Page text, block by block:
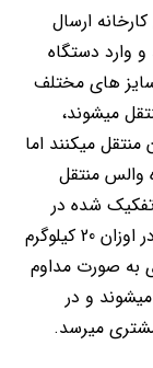
ارسال
وارد دستگاه
های مختلف
میشوند،
میکنند اما
والس منتقل
شده در
مخزن ها به مرحله بعدی که بسته بندی آنها در اوزان 20 کیلوگرم
به صورت مداوم
و در
مشتری میرسد.